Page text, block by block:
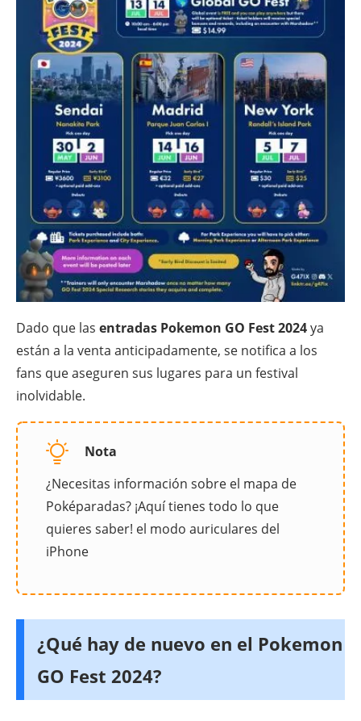
Dado que las entradas Pokemon GO Fest 2024ya
están a la venta anticipadamente, se notifica a los
fans que aseguren sus lugares para un festival
inolvidable.
Nota
¿Necesitas información sobre el mapa de
Poképaradas? ¡Aquí tienes todo lo que
quieres saber! el modo auriculares del
iPhone
¿Qué hay de nuevo en el Pokemon
GO Fest 2024?